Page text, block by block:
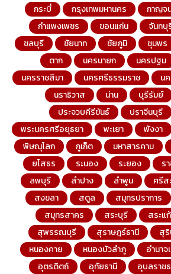
กระบี่ กรุงเทพมหานคร กาญจ
กำแพงเพชร
ขอนแก่น จันทบุ
ชลบุรี
ชัยนาท ชัยภูมิ ชุมพร
ตาก
นครนายก นครปฐม
นครราชสีมา
นครศรีธรรมราช น
นราธิวาส
น่าน บุรีรัมย์
ประจวบคีรีขันธ์
ปราจีนบุรี
พระนครศรีอยุธยา
พะเยา พังงา
พิษณุโลก
ภูเก็ต มหาสารคาม
ยโสธร
ระนอง ระยอง ร
ลพบุรี
ลำปาง ลำพูน ศรีส
สงขลา
สตูล สมุทรปราการ
สมุทรสาคร
สระบุรี สระแ
สุพรรณบุรี
สุราษฎร์ธานี สุ
หนองคาย
หนองบัวลำภู อำนา
อุตรดิตถ์
อุทัยธานี อุบลราช